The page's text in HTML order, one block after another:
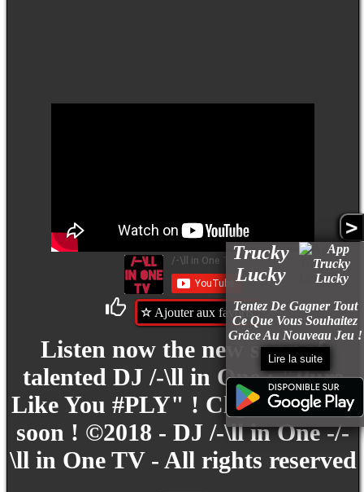
>
Trucky
Lucky
Tentez De Gagner Tout
Ce Que Vous Souhaitez
Grâce Au Nouveau Jeu !
Lire la suite
Ajouter aux favoris
Listen now the new song of
talented DJ /-\ll in One : "Pure
Like You #PLY" ! Clip is coming
soon ! ©2018 - DJ /-\ll in One -/-
\ll in One TV - All rights reserved